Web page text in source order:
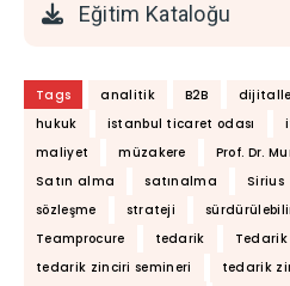
Eğitim Kataloğu
Tags analitik B2B
hukuk
istanbul ticaret odası
maliyet
müzakere Prof. Dr.
Satın alma
satınalma Sirius
sözleşme
strateji
Teamprocure
tedarik
tedarik zinciri semineri
tedarik